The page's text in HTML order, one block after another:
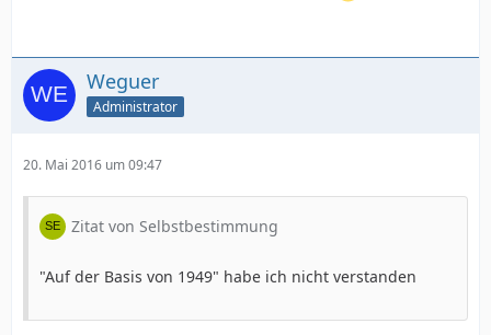
Weguer
Administrator
20. Mai 2016 um 09:47
Zitat von Selbstbestimmung
"Auf der Basis von 1949" habe ich nicht verstanden